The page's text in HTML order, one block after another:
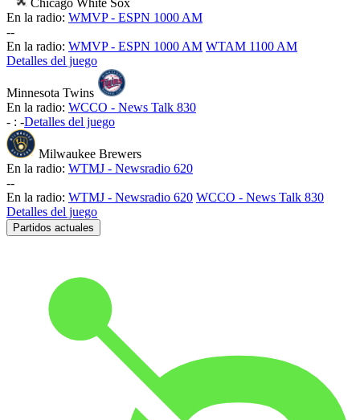
Chicago White Sox
En la radio: WMVP - ESPN 1000 AM
--
En la radio: WMVP - ESPN 1000 AM WTAM 1100 AM
Detalles del juego
Minnesota Twins
En la radio: WCCO - News Talk 830
- : -Detalles del juego
Milwaukee Brewers
En la radio: WTMJ - Newsradio 620
--
En la radio: WTMJ - Newsradio 620 WCCO - News Talk 830
Detalles del juego
Partidos actuales